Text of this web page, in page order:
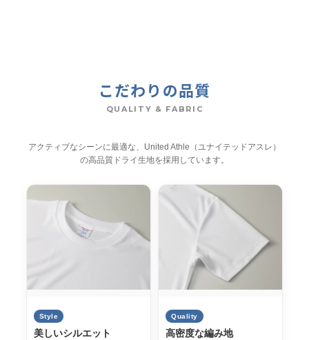
こだわりの品質
QUALITY & FABRIC
アクティブなシーンに最適な、United Athle（ユナイテッドアスレ）
の高品質ドライ生地を採用しています。
Style
美しいシルエット
Quality
高密度な編み地